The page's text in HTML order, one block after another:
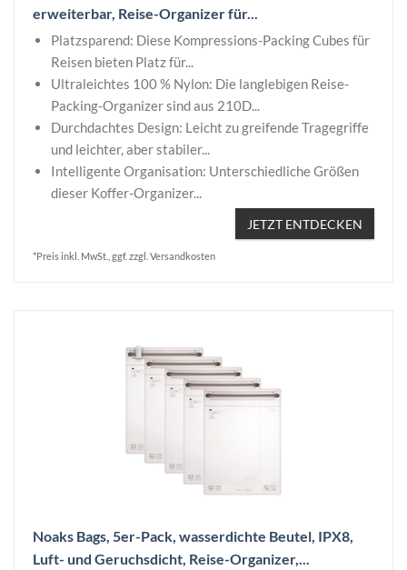
erweiterbar, Reise-Organizer für...
Platzsparend: Diese Kompressions-Packing Cubes für
Reisen bieten Platz für...
Ultraleichtes 100 % Nylon: Die langlebigen Reise-
Packing-Organizer sind aus 210D...
Durchdachtes Design: Leicht zu greifende Tragegriffe
und leichter, aber stabiler...
Intelligente Organisation: Unterschiedliche Größen
dieser Koffer-Organizer...
JETZT ENTDECKEN
*Preis inkl. MwSt., ggf. zzgl. Versandkosten
Noaks Bags, 5er-Pack, wasserdichte Beutel, IPX8,
Luft- und Geruchsdicht, Reise-Organizer,...